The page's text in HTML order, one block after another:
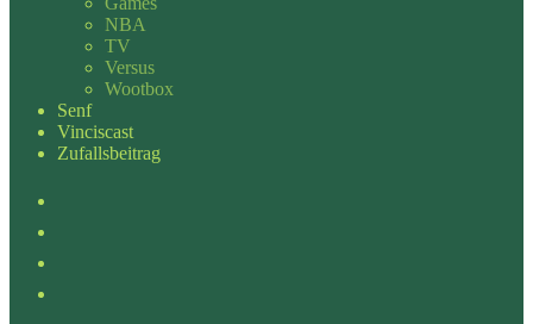
NBA
TV
Versus
Wootbox
Senf
Vinciscast
Zufallsbeitrag